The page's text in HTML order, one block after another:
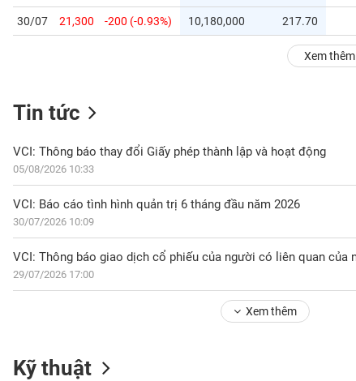
30/07 21,300 -200 (-0.93%) 10,180,000 217.70
Xem thêm
Tin tức
VCI: Thông báo thay đổi Giấy phép thành lập và hoạt động
05/08/2026 10:33
VCI: Báo cáo tình hình quản trị 6 tháng đầu năm 2026
30/07/2026 10:09
29/07/2026 17:00
Xem thêm
Kỹ thuật
DOANH
NGHIỆP
CỔ
PHIẾU
SINH